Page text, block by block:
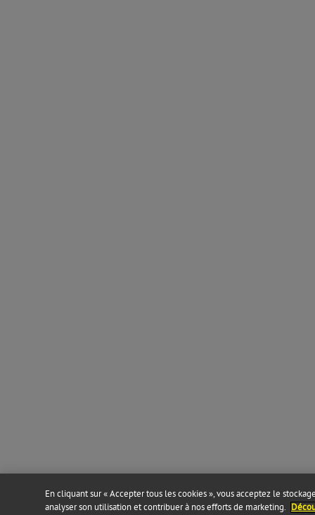
En cliquant sur « Accepter tous les cookies », vous acceptez le
analyser son utilisation et contribuer à nos efforts de marketing.